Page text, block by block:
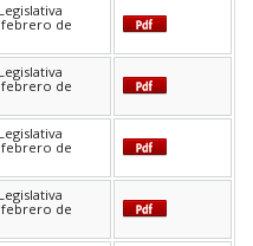
febrero de
febrero de
febrero de
febrero de